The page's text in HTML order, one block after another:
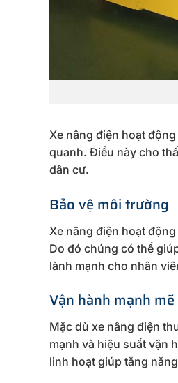
Xe nâng điện hoạt
quanh. Điều này cho
dân cư.
Bảo vệ môi trường
Xe nâng điện hoạt
Do đó chúng có thể
lành mạnh cho nhân
Vận hành mạnh mẽ
Mặc dù xe nâng điện
mạnh và hiệu suất vận
linh hoạt giúp tăng